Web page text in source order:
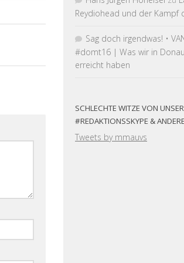
Reydiohead und der Kampf
Sag doch irgendwas! •
#domt16 | Was wir in
erreicht haben
SCHLECHTE WITZE VON
#REDAKTIONSSKYPE &
Tweets by mmauvs